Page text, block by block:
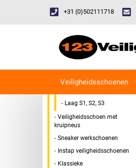
+31 (0)502111718
Veiligheidsschoenen
Categorieen
Veiligheidsschoen Hoog &
Laag
Laag S1, S2, S3
Veiligheidsschoen met
kruipneus
Sneaker werkschoenen
Instap veiligheidsschoenen
Klassieke